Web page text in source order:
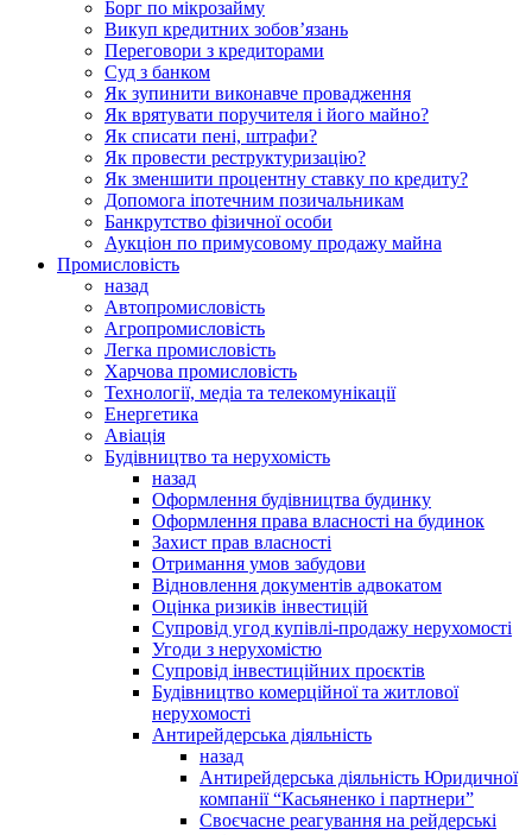
Борг по мікрозайму
Викуп кредитних зобов’язань
Переговори з кредиторами
Суд з банком
Як зупинити виконавче провадження
Як врятувати поручителя і його майно?
Як списати пені, штрафи?
Як провести реструктуризацію?
Як зменшити процентну ставку по кредиту?
Допомога іпотечним позичальникам
Банкрутство фізичної особи
Аукціон по примусовому продажу майна
Промисловість
назад
Автопромисловість
Агропромисловість
Легка промисловість
Харчова промисловість
Технології, медіа та телекомунікації
Енергетика
Авіація
Будівництво та нерухомість
назад
Оформлення будівництва будинку
Оформлення права власності на будинок
Захист прав власності
Отримання умов забудови
Відновлення документів адвокатом
Оцінка ризиків інвестицій
Супровід угод купівлі-продажу нерухомості
Угоди з нерухомістю
Супровід інвестиційних проєктів
Будівництво комерційної та житлової
нерухомості
Антирейдерська діяльність
назад
Антирейдерська діяльність Юридичної
компанії “Касьяненко і партнери”
Своєчасне реагування на рейдерські